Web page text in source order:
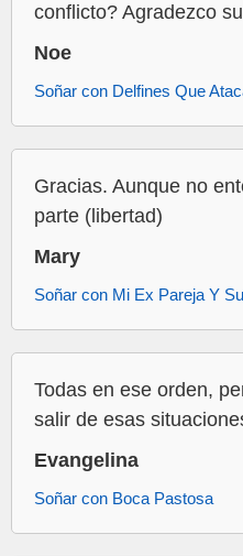
conflicto? Agradezco
Noe
Soñar con Delfines Que
Gracias. Aunque no
parte (libertad)
Mary
Soñar con Mi Ex Pareja Y
Todas en ese orden,
salir de esas
Evangelina
Soñar con Boca Pastosa